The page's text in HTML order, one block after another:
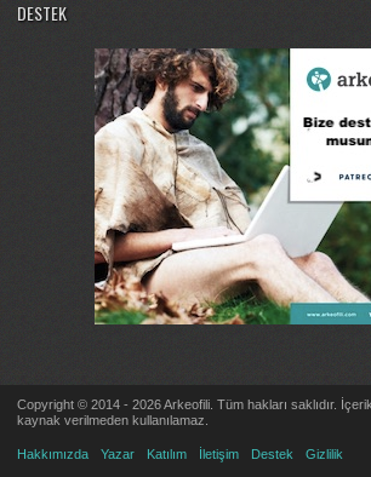
DESTEK
Copyright © 2014 - 2026 Arkeofili. Tüm hakları saklıdır.
kaynak verilmeden kullanılamaz.
Hakkımızda Yazar Katılım İletişim Destek Gizlilik